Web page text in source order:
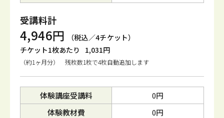
受講料計
4,946円
（税込／4チケット）
チケット1枚あたり
1,031円
（約1ヶ月分） 残枚数1枚で4枚自動追加します
体験講座受講料
0円
体験教材費
0円